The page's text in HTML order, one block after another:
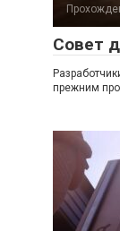
Совет
прежним